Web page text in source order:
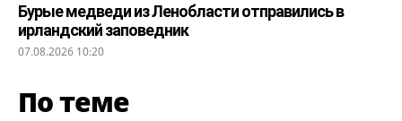
Бурые медведи из Ленобласти отправились в
ирландский заповедник
07.08.2026 10:20
По теме